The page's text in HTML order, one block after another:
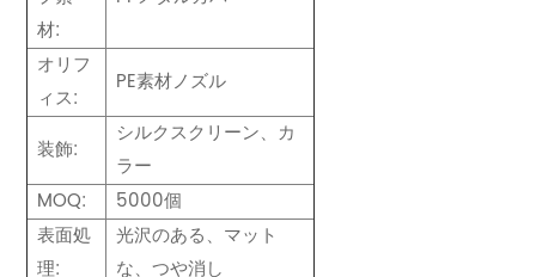
材:
オリフ
ィス:
PE素材ノズル
装飾:
シルクスクリーン、カ
ラー
MOQ:
5000個
表面処
理:
光沢のある、マット
な、つや消し